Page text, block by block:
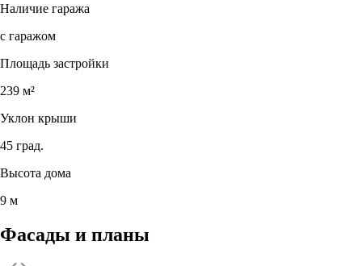
Наличие гаража
с гаражом
Площадь застройки
239 м²
Уклон крыши
45 град.
Высота дома
9 м
Фасады и планы